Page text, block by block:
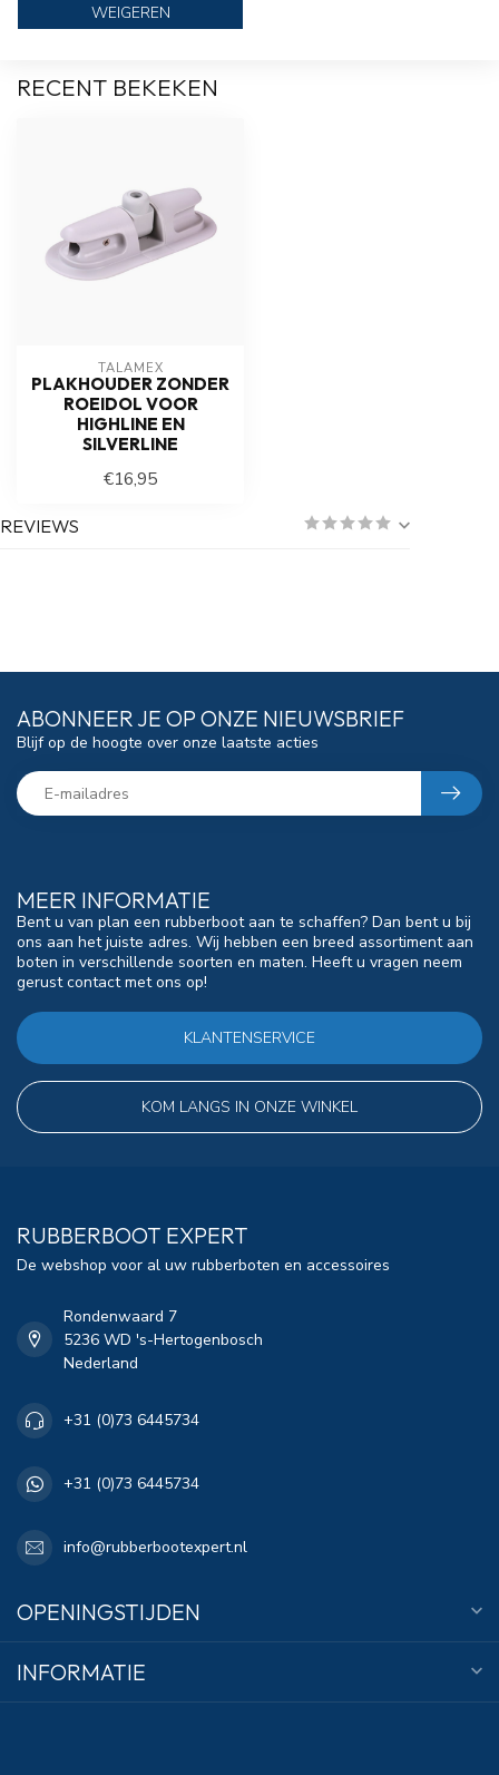
RECENT BEKEKEN
TALAMEX
PLAKHOUDER ZONDER
ROEIDOL VOOR
HIGHLINE EN
SILVERLINE
€16,95
REVIEWS
MEER INFORMATIE
Bent u van plan een rubberboot aan te schaffen? Dan bent u bij
ons aan het juiste adres. Wij hebben een breed assortiment aan
boten in verschillende soorten en maten. Heeft u vragen neem
gerust contact met ons op!
KLANTENSERVICE
KOM LANGS IN ONZE WINKEL
ABONNEER JE OP ONZE NIEUWSBRIEF
Blijf op de hoogte over onze laatste acties
RUBBERBOOT EXPERT
De webshop voor al uw rubberboten en accessoires
Rondenwaard 7
5236 WD 's-Hertogenbosch
Nederland
+31 (0)73 6445734
+31 (0)73 6445734
info@rubberbootexpert.nl
OPENINGSTIJDEN
INFORMATIE
WEIGEREN